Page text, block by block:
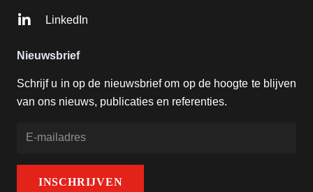
LinkedIn
Nieuwsbrief
Schrijf u in op de nieuwsbrief om op de hoogte te blijven
van ons nieuws, publicaties en referenties.